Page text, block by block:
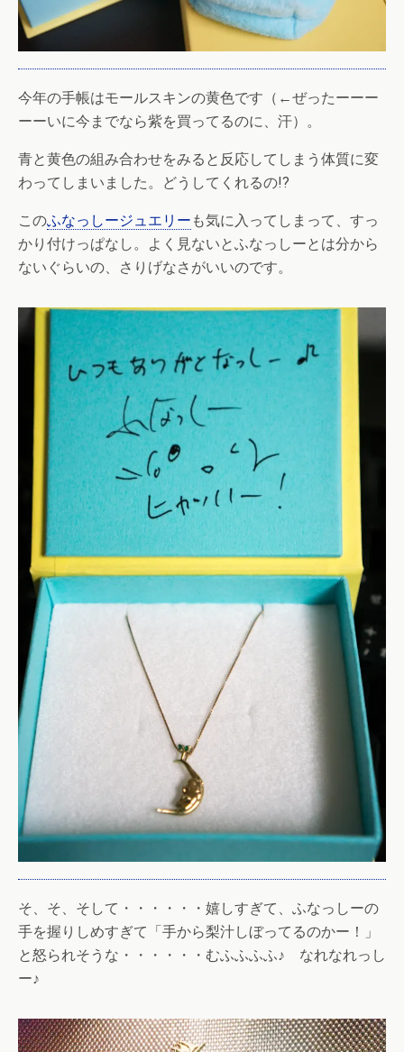
今年の手帳はモールスキンの黄色です（←ぜったーーー
ーーいに今までなら紫を買ってるのに、汗）。
青と黄色の組み合わせをみると反応してしまう体質に変
わってしまいました。どうしてくれるの!?
このふなっしージュエリー も気に入ってしまって、すっ
かり付けっぱなし。よく見ないとふなっしーとは分から
ないぐらいの、さりげなさがいいのです。
そ、そ、そして・・・・・・嬉しすぎて、ふなっしーの
手を握りしめすぎて「手から梨汁しぼってるのかー！」
と怒られそうな・・・・・・むふふふふ♪ なれなれっし
ー♪